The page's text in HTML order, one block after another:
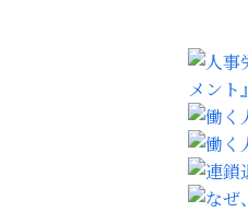
メント』